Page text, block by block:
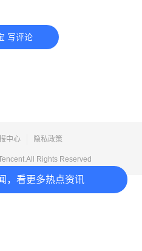
，看更多热点资讯
写评论
中心 隐私政策
Rights Reserved